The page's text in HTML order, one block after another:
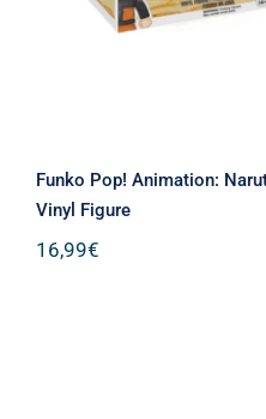
Funko Pop! Animation:
Vinyl Figure
16,99€